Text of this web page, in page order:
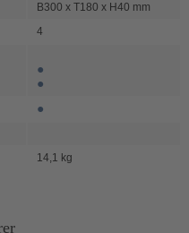
B300 x T180 x H40 mm
4
●
●
●
14,1 kg